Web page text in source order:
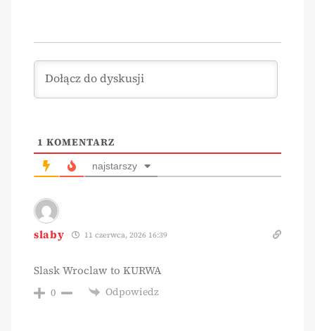
1 KOMENTARZ
najstarszy
slaby 11 czerwca, 2026 16:39
Slask Wroclaw to KURWA
0 Odpowiedz